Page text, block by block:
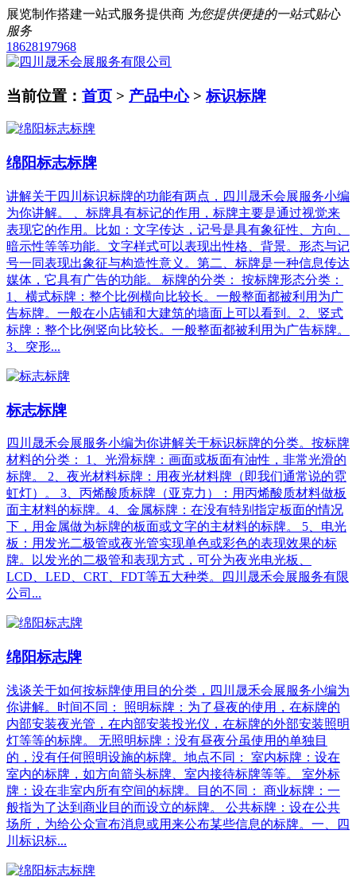
展览制作搭建一站式服务提供商 为您提供便捷的一站式贴心
服务
18628197968
当前位置： 首页 > 产品中心>标识标牌
绵阳标志标牌
讲解关于四川标识标牌的功能有两点，四川晟禾会展服务小编
为你讲解。 、标牌具有标记的作用，标牌主要是通过视觉来
表现它的作用。比如：文字传达，记号是具有象征性、方向、
暗示性等等功能。文字样式可以表现出性格、背景。形态与记
号一同表现出象征与构造性意义。第二、标牌是一种信息传达
媒体，它具有广告的功能。 标牌的分类： 按标牌形态分类：
1、横式标牌：整个比例横向比较长。一般整面都被利用为广
告标牌。一般在小店铺和大建筑的墙面上可以看到。2、竖式
标牌：整个比例竖向比较长。一般整面都被利用为广告标牌。
3、突形...
标志标牌
四川晟禾会展服务小编为你讲解关于标识标牌的分类。按标牌
材料的分类： 1、光滑标牌：画面或板面有油性，非常光滑的
标牌。 2、夜光材料标牌：用夜光材料牌（即我们通常说的霓
虹灯）。 3、丙烯酸质标牌（亚克力）：用丙烯酸质材料做板
面主材料的标牌。4、金属标牌：在没有特别指定板面的情况
下，用金属做为标牌的板面或文字的主材料的标牌。 5、电光
板：用发光二极管或夜光管实现单色或彩色的表现效果的标
牌。以发光的二极管和表现方式，可分为夜光电光板、
LCD、LED、CRT、FDT等五大种类。四川晟禾会展服务有限
公司...
绵阳标志牌
浅谈关于如何按标牌使用目的分类，四川晟禾会展服务小编为
你讲解。时间不同： 照明标牌：为了昼夜的使用，在标牌的
内部安装夜光管，在内部安装投光仪，在标牌的外部安装照明
灯等等的标牌。 无照明标牌：没有昼夜分虽使用的单独目
的，没有任何照明设施的标牌。地点不同： 室内标牌：设在
室内的标牌，如方向箭头标牌、室内接待标牌等等。 室外标
牌：设在非室内所有空间的标牌。目的不同： 商业标牌：一
般指为了达到商业目的而设立的标牌。 公共标牌：设在公共
场所，为给公众宣布消息或用来公布某些信息的标牌。一、四
川标识标...